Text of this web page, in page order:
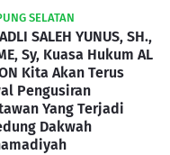
SELATAN
SALEH YUNUS, SH.,
Sy, Kuasa Hukum AL
Kita Akan Terus
Pengusiran
Yang Terjadi
Dakwah